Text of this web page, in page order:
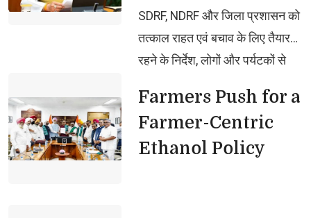
सतर्क रहने के निर्देश
SDRF, NDRF और जिला प्रशासन को
तत्काल राहत एवं बचाव के लिए तैयार
रहने के निर्देश, लोगों और पर्यटकों से
Farmers Push for a
Farmer-Centric
Ethanol Policy